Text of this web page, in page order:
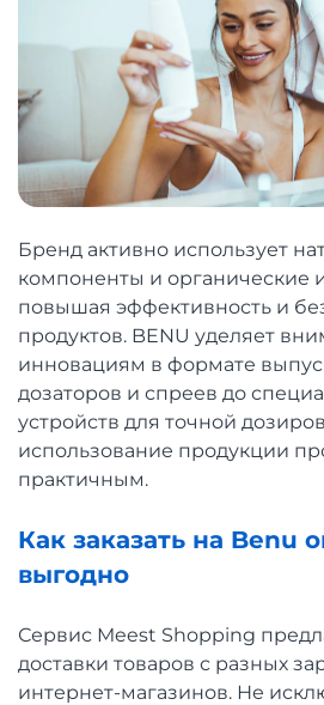
Бренд активно использует
компоненты и органические
повышая эффективность и
продуктов. BENU уделяет
инновациям в формате
дозаторов и спреев до
устройств для точной
использование продукции
практичным.
Как заказать на Benu
выгодно
Сервис Meest Shopping
доставки товаров с разных
интернет-магазинов. Не